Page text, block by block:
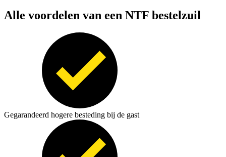
Alle voordelen van een NTF bestelzuil
Gegarandeerd hogere besteding bij de gast